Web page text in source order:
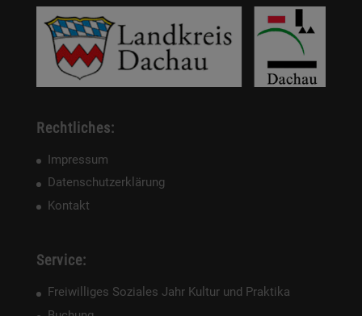
Rechtliches:
Impressum
Datenschutzerklärung
Kontakt
Service:
Freiwilliges Soziales Jahr Kultur und Praktika